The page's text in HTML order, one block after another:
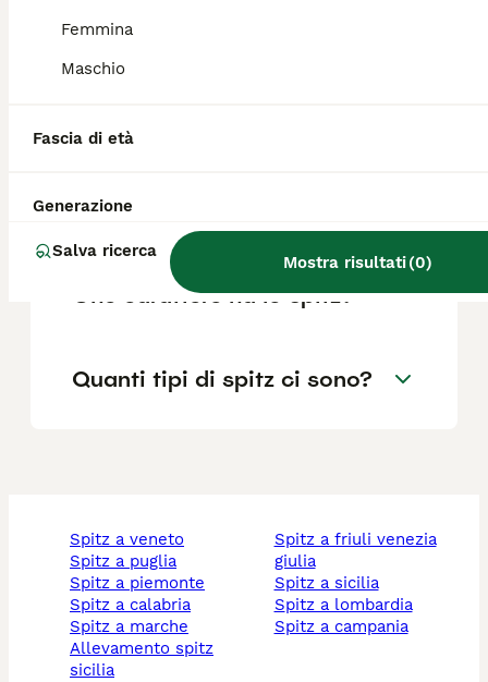
Femmina
Maschio
Fascia di età
Generazione
Salva ricerca
Mostra risultati(0)
Che differenza c'è tra uno
spitz?
Che carattere ha lo spitz?
Quanti tipi di spitz ci sono?
spitz a veneto
spitz a puglia
spitz a piemonte
spitz a calabria
spitz a marche
allevamento spitz
sicilia
spitz a friuli venezia
giulia
spitz a sicilia
spitz a lombardia
spitz a campania